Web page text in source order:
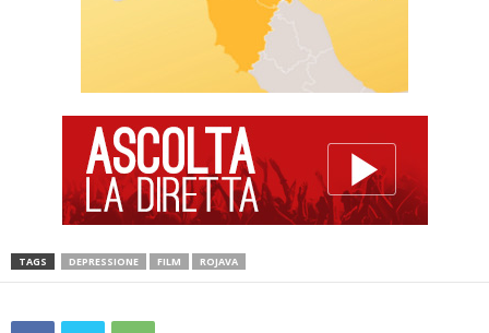
TAGS DEPRESSIONE FILM ROJAVA